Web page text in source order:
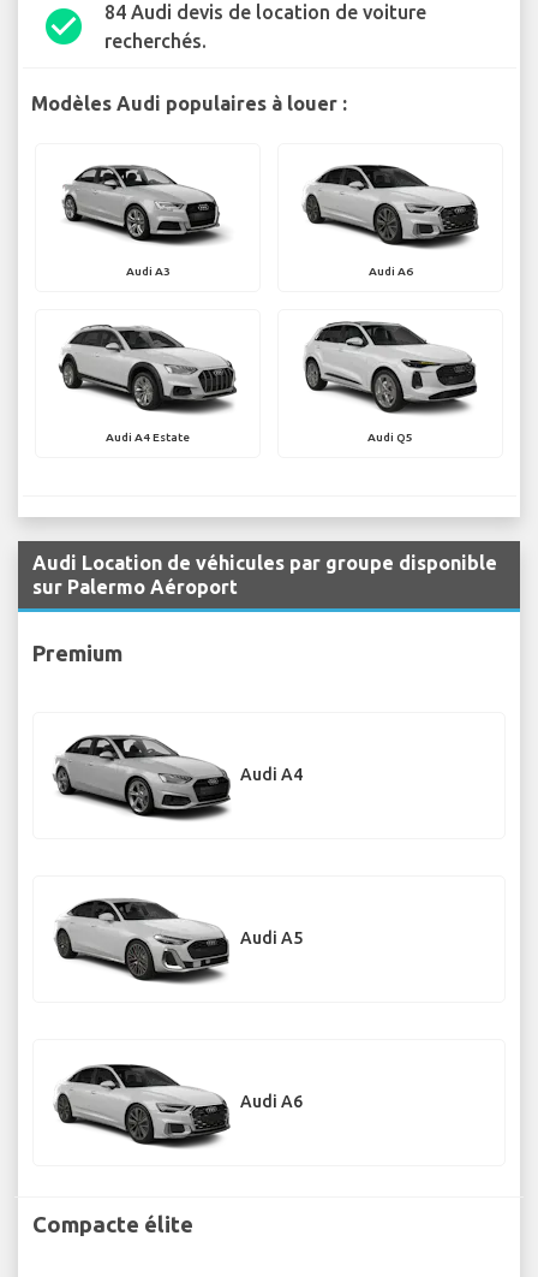
check_circle
84 Audi devis de location de voiture
recherchés.
Modèles Audi populaires à louer :
Audi A3 Audi A6
Audi A4 Estate Audi Q5
Audi Location de véhicules par groupe disponible
sur Palermo Aéroport
Premium
Audi A4
Audi A5
Audi A6
Compacte élite